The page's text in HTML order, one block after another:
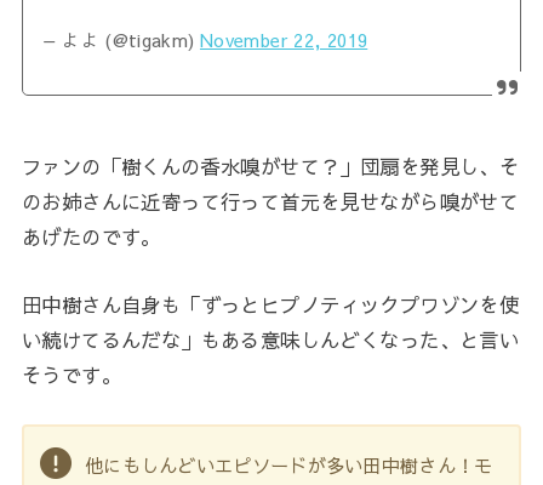
— よよ (@tigakm) November 22, 2019
ファンの「樹くんの香水嗅がせて？」団扇を発見し、そ
のお姉さんに近寄って行って首元を見せながら嗅がせて
あげたのです。
田中樹さん自身も「ずっとヒプノティックプワゾンを使
い続けてるんだな」もある意味しんどくなった、と言い
そうです。
他にもしんどいエピソードが多い田中樹さん！モ